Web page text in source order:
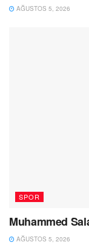
AĞUSTOS 5, 2026
SPOR
Muhammed
AĞUSTOS 5, 2026